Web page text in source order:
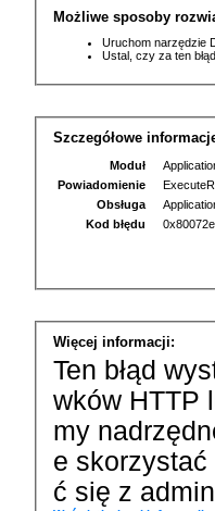
Możliwe sposoby
Uruchom narzędzie
Ustal, czy za ten
Szczegółowe
Moduł
Powiadomienie
Obsługa
Kod błędu
Więcej informacji:
Ten błąd
wków HTTP
my
e
ć się z